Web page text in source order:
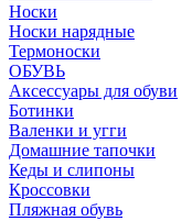
Носки
Носки нарядные
Термоноски
ОБУВЬ
Аксессуары для обуви
Ботинки
Валенки и угги
Домашние тапочки
Кеды и слипоны
Кроссовки
Пляжная обувь